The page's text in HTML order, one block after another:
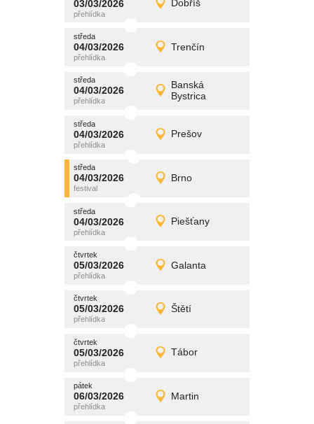
03/03/2026 Dobříš
úterý
03/03/2026 Detail
středa
04/03/2026 Trenčín
středa
04/03/2026 Detail
promítání
středa
04/03/2026
Banská
Bystrica
středa
04/03/2026 Detail
promítání
středa
04/03/2026 Prešov
středa
04/03/2026 Detail
promítání
středa
04/03/2026 Brno
středa
04/03/2026 Detail
promítání
středa
04/03/2026 Piešťany
středa
04/03/2026 Detail
promítání
čtvrtek
05/03/2026 Galanta
čtvrtek
05/03/2026 Detail
promítání
čtvrtek
05/03/2026 Štětí
čtvrtek
05/03/2026 Detail
promítání
čtvrtek
05/03/2026 Tábor
čtvrtek
05/03/2026 Detail
promítání
pátek
06/03/2026 Martin
pátek
06/03/2026 Detail
promítání